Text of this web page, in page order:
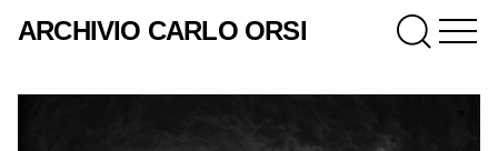
ARCHIVIO CARLO ORSI